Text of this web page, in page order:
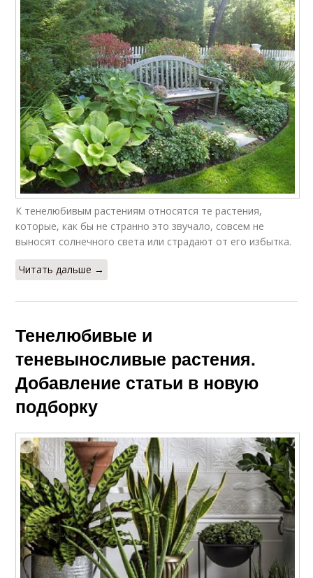
К тенелюбивым растениям относятся те растения,
которые, как бы не странно это звучало, совсем не
выносят солнечного света или страдают от его избытка.
Читать дальше →
Тенелюбивые и
теневыносливые растения.
Добавление статьи в новую
подборку